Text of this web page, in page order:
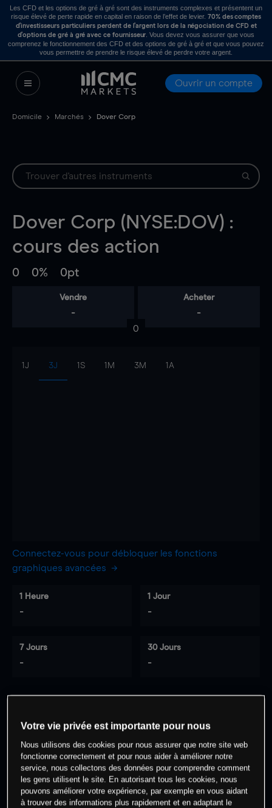
Les CFD et les options de gré à gré sont des instruments complexes et présentent un
risque élevé de perte rapide en capital en raison de l’effet de levier. 70% des comptes
d’investisseurs particuliers perdent de l’argent lors de la négociation de CFD et
d’options de gré à gré avec ce fournisseur . Vous devez vous assurer que vous
comprenez le fonctionnement des CFD et des options de gré à gré et que vous pouvez
vous permettre de prendre le risque élevé de perdre votre argent.
Ouvrir un compte
Domicile Marchés Dover Corp
Dover Corp (NYSE:DOV) :
cours des action
0 0% 0pt
Vendre
-
Acheter
-
0
1J 3J 1S 1M 3M 1A
Connectez-vous pour débloquer les fonctions
graphiques avancées
1 Heure
-
1 Jour
-
7 Jours
-
30 Jours
-
cet actif
Commencez à trader
Votre vie privée est importante pour nous
Nous utilisons des cookies pour nous assurer que notre site web
fonctionne correctement et pour nous aider à améliorer notre
service, nous collectons des données pour comprendre comment
les gens utilisent le site. En autorisant tous les cookies, nous
pouvons améliorer votre expérience, par exemple en vous aidant
à trouver des informations plus rapidement et en adaptant le